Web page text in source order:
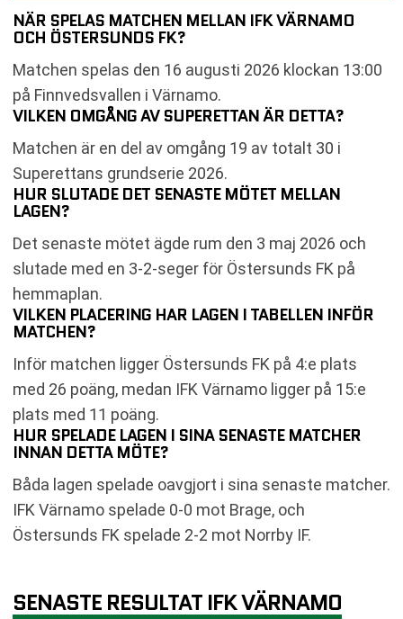
NÄR SPELAS MATCHEN MELLAN IFK VÄRNAMO
OCH ÖSTERSUNDS FK?
Matchen spelas den 16 augusti 2026 klockan 13:00
på Finnvedsvallen i Värnamo.
VILKEN OMGÅNG AV SUPERETTAN ÄR DETTA?
Matchen är en del av omgång 19 av totalt 30 i
Superettans grundserie 2026.
HUR SLUTADE DET SENASTE MÖTET MELLAN
LAGEN?
Det senaste mötet ägde rum den 3 maj 2026 och
slutade med en 3-2-seger för Östersunds FK på
hemmaplan.
VILKEN PLACERING HAR LAGEN I TABELLEN INFÖR
MATCHEN?
Inför matchen ligger Östersunds FK på 4:e plats
med 26 poäng, medan IFK Värnamo ligger på 15:e
plats med 11 poäng.
HUR SPELADE LAGEN I SINA SENASTE MATCHER
INNAN DETTA MÖTE?
Båda lagen spelade oavgjort i sina senaste matcher.
IFK Värnamo spelade 0-0 mot Brage, och
Östersunds FK spelade 2-2 mot Norrby IF.
SENASTE RESULTAT IFK VÄRNAMO